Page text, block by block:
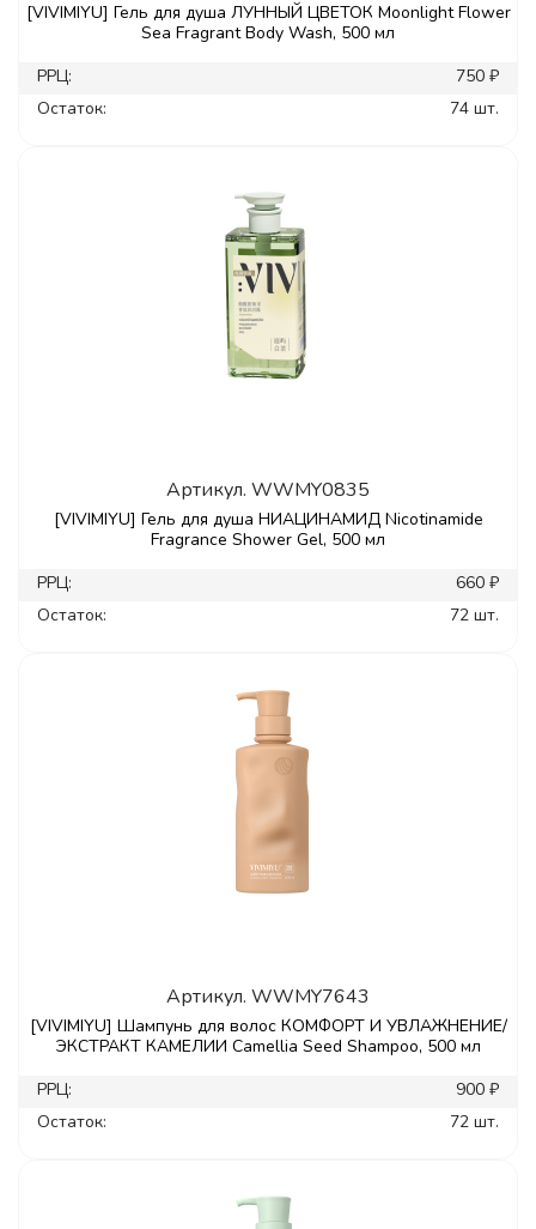
[VIVIMIYU] Гель для душа ЛУННЫЙ ЦВЕТОК Moonlight Flower
Sea Fragrant Body Wash, 500 мл
РРЦ:
750 ₽
Остаток:
74 шт.
Артикул. WWMY0835
[VIVIMIYU] Гель для душа НИАЦИНАМИД Nicotinamide
Fragrance Shower Gel, 500 мл
РРЦ:
660 ₽
Остаток:
72 шт.
Артикул. WWMY7643
[VIVIMIYU] Шампунь для волос КОМФОРТ И УВЛАЖНЕНИЕ/
ЭКСТРАКТ КАМЕЛИИ Camellia Seed Shampoo, 500 мл
РРЦ:
900 ₽
Остаток:
72 шт.